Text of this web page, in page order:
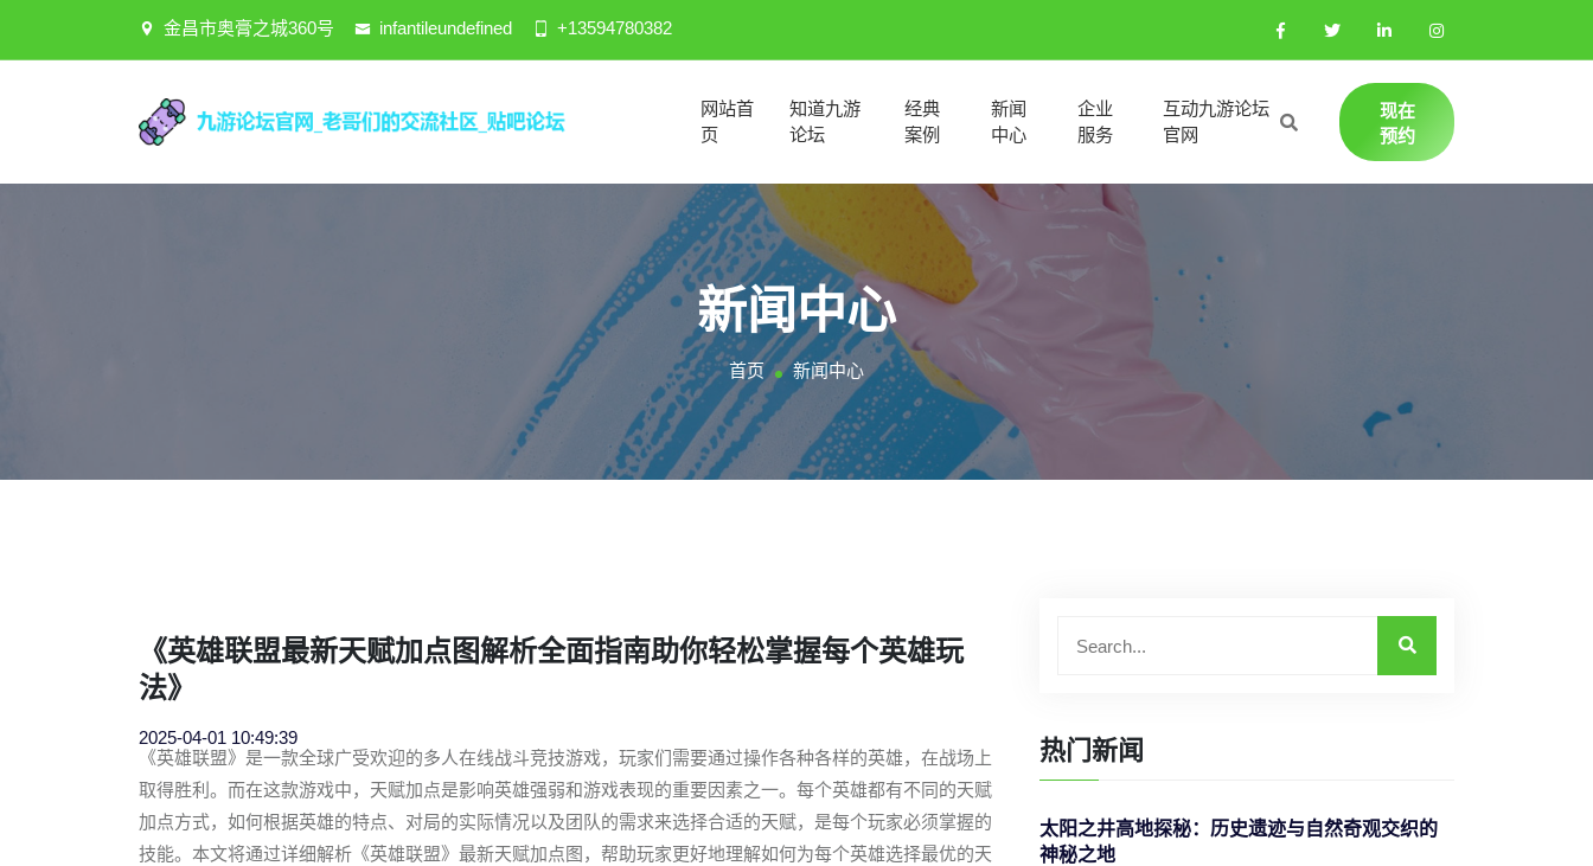
金昌市奥膏之城360号 infantileundefined +13594780382
网站首
页
知道九游
论坛
经典
案例
新闻
中心
企业
服务
互动九游论坛
官网
现在
预约
新闻中心
首页 新闻中心
《英雄联盟最新天赋加点图解析全面指南助你轻松掌握每个英雄玩
法》
2025-04-01 10:49:39
《英雄联盟》是一款全球广受欢迎的多人在线战斗竞技游戏，玩家们需要通过操作各种各样的英雄，在战场上
取得胜利。而在这款游戏中，天赋加点是影响英雄强弱和游戏表现的重要因素之一。每个英雄都有不同的天赋
加点方式，如何根据英雄的特点、对局的实际情况以及团队的需求来选择合适的天赋，是每个玩家必须掌握的
技能。本文将通过详细解析《英雄联盟》最新天赋加点图，帮助玩家更好地理解如何为每个英雄选择最优的天
热门新闻
太阳之井高地探秘：历史遗迹与自然奇观交织的
神秘之地